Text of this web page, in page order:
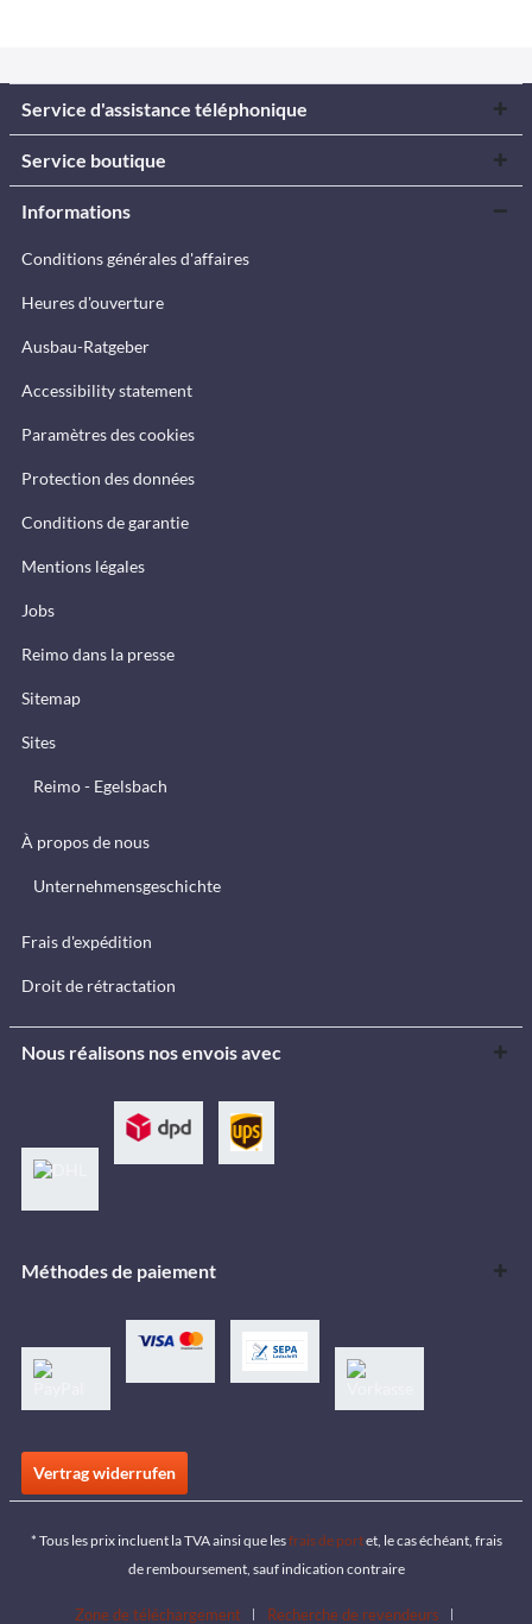
Service d'assistance téléphonique
Service boutique
Informations
Conditions générales d'affaires
Heures d'ouverture
Ausbau-Ratgeber
Accessibility statement
Paramètres des cookies
Protection des données
Conditions de garantie
Mentions légales
Jobs
Reimo dans la presse
Sitemap
Sites
Reimo - Egelsbach
À propos de nous
Unternehmensgeschichte
Frais d'expédition
Droit de rétractation
Nous réalisons nos envois avec
Méthodes de paiement
Vertrag widerrufen
* Tous les prix incluent la TVA ainsi que lesfrais de portet, le cas échéant, frais
de remboursement, sauf indication contraire
Zone de téléchargement Recherche de revendeurs